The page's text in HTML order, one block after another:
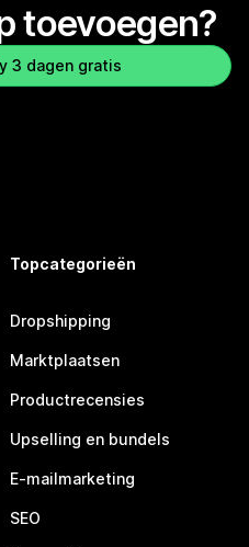
toevoegen?
3 dagen gratis
Topcategorieën
Dropshipping
Marktplaatsen
Productrecensies
Upselling en bundels
E-mailmarketing
SEO